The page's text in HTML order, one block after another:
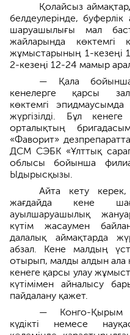
Қолайсыз
белдеулерінде,
шаруашылығы мал
жайларында көктемгі
жұмыстарының 1-кезеңі
2-кезеңі 12-24 мамыр
— Қала
кенелерге қарсы
көктемгі
жүргізілді. Бұл
орталықтың
«Фаворит»
ДСМ СЭБК «Ұлттық
облысы бойынша
Ыдырысқызы.
Айта кету
жағдайда кене
ауылшаруашылық
күтім жасаумен
далалық аймақтарда
абзал. Кене малдың
отырып, малды алдын ала
кенеге қарсы улау
күтімімен айналысу
пайдалану қажет.
— Конго-Қырым
күдікті немесе